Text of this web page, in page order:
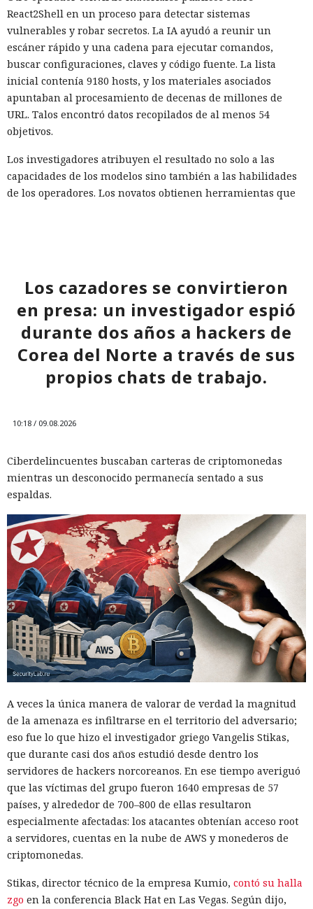
React2Shell en un proceso para detectar sistemas
vulnerables y robar secretos. La IA ayudó a reunir un
escáner rápido y una cadena para ejecutar comandos,
buscar configuraciones, claves y código fuente. La lista
inicial contenía 9180 hosts, y los materiales asociados
apuntaban al procesamiento de decenas de millones de
URL. Talos encontró datos recopilados de al menos 54
objetivos.
Los investigadores atribuyen el resultado no solo a las
capacidades de los modelos sino también a las habilidades
de los operadores. Los novatos obtienen herramientas que
de seguridad) para identificar más rápidamente señales
significativas.
Los cazadores se convirtieron
en presa: un investigador espió
durante dos años a hackers de
Corea del Norte a través de sus
propios chats de trabajo.
10:18 / 09.08.2026
Ciberdelincuentes buscaban carteras de criptomonedas
mientras un desconocido permanecía sentado a sus
espaldas.
A veces la única manera de valorar de verdad la magnitud
de la amenaza es infiltrarse en el territorio del adversario;
eso fue lo que hizo el investigador griego Vangelis Stikas,
que durante casi dos años estudió desde dentro los
servidores de hackers norcoreanos. En ese tiempo averiguó
que las víctimas del grupo fueron 1640 empresas de 57
países, y alrededor de 700–800 de ellas resultaron
especialmente afectadas: los atacantes obtenían acceso root
a servidores, cuentas en la nube de AWS y monederos de
criptomonedas.
Stikas, director técnico de la empresa Kumio, contó su halla
zgo en la conferencia Black Hat en Las Vegas. Según dijo,